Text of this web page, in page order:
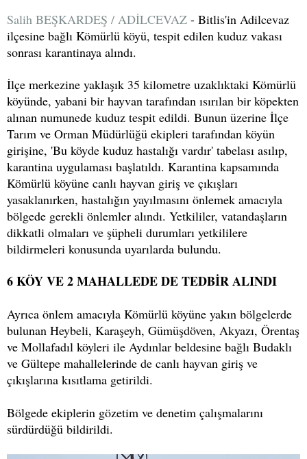
Salih BEŞKARDEŞ / ADİLCEVAZ - Bitlis'in Adilcevaz
ilçesine bağlı Kömürlü köyü, tespit edilen kuduz vakası
sonrası karantinaya alındı.
İlçe merkezine yaklaşık 35 kilometre uzaklıktaki Kömürlü
köyünde, yabani bir hayvan tarafından ısırılan bir köpekten
alınan numunede kuduz tespit edildi. Bunun üzerine İlçe
Tarım ve Orman Müdürlüğü ekipleri tarafından köyün
girişine, 'Bu köyde kuduz hastalığı vardır' tabelası asılıp,
karantina uygulaması başlatıldı. Karantina kapsamında
Kömürlü köyüne canlı hayvan giriş ve çıkışları
yasaklanırken, hastalığın yayılmasını önlemek amacıyla
bölgede gerekli önlemler alındı. Yetkililer, vatandaşların
dikkatli olmaları ve şüpheli durumları yetkililere
bildirmeleri konusunda uyarılarda bulundu.
6 KÖY VE 2 MAHALLEDE DE TEDBİR ALINDI
Ayrıca önlem amacıyla Kömürlü köyüne yakın bölgelerde
bulunan Heybeli, Karaşeyh, Gümüşdöven, Akyazı, Örentaş
ve Mollafadıl köyleri ile Aydınlar beldesine bağlı Budaklı
ve Gültepe mahallelerinde de canlı hayvan giriş ve
çıkışlarına kısıtlama getirildi.
Bölgede ekiplerin gözetim ve denetim çalışmalarını
sürdürdüğü bildirildi.